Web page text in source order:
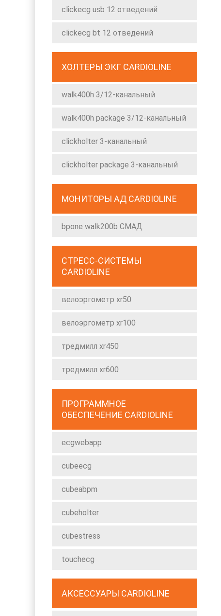
clickecg usb 12 отведений
clickecg bt 12 отведений
ХОЛТЕРЫ ЭКГ CARDIOLINE
walk400h 3/12-канальный
walk400h package 3/12-канальный
clickholter 3-канальный
clickholter package 3-канальный
МОНИТОРЫ АД CARDIOLINE
bpone walk200b СМАД
СТРЕСС-СИСТЕМЫ
CARDIOLINE
велоэргометр xr50
велоэргометр xr100
тредмилл xr450
тредмилл xr600
ПРОГРАММНОЕ
ОБЕСПЕЧЕНИЕ CARDIOLINE
ecgwebapp
cubeecg
cubeabpm
cubeholter
cubestress
touchecg
АКСЕССУАРЫ CARDIOLINE